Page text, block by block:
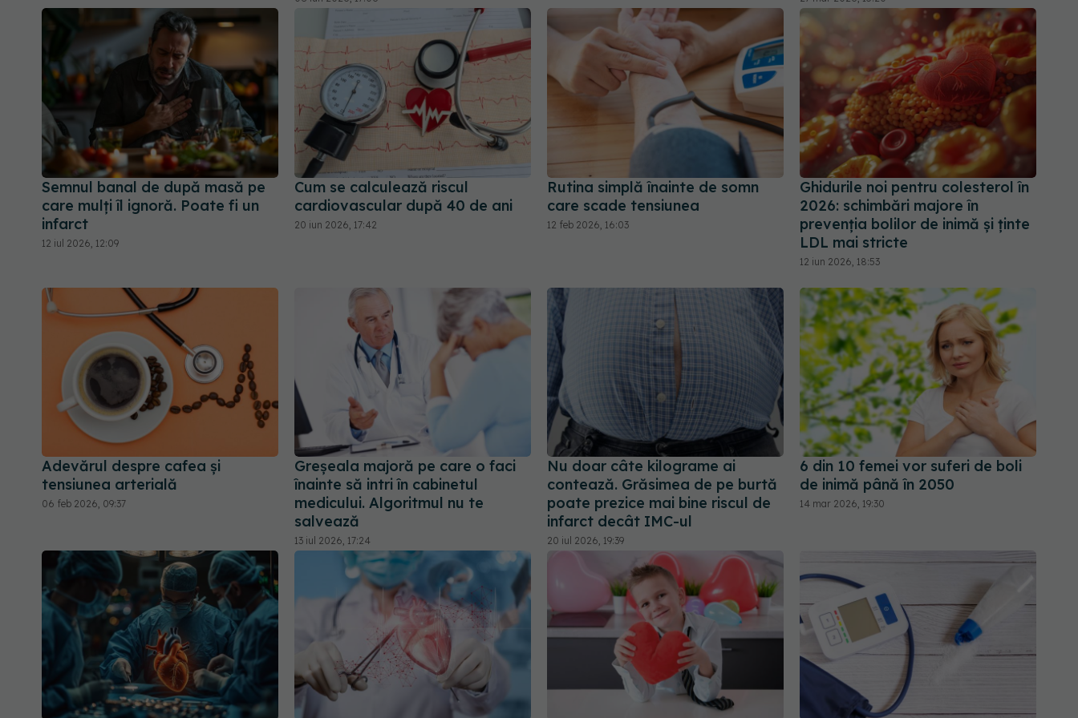
Semnul banal de după masă pe
care mulți îl ignoră. Poate fi un
infarct
12 iul 2026, 12:09
Cum se calculează riscul
cardiovascular după 40 de ani
20 iun 2026, 17:42
Rutina simplă înainte de somn
care scade tensiunea
12 feb 2026, 16:03
Ghidurile noi pentru colesterol în
2026: schimbări majore în
prevenția bolilor de inimă și ținte
LDL mai stricte
12 iun 2026, 18:53
Adevărul despre cafea și
tensiunea arterială
06 feb 2026, 09:37
Greșeala majoră pe care o faci
înainte să intri în cabinetul
medicului. Algoritmul nu te
salvează
13 iul 2026, 17:24
Nu doar câte kilograme ai
contează. Grăsimea de pe burtă
poate prezice mai bine riscul de
infarct decât IMC-ul
20 iul 2026, 19:39
6 din 10 femei vor suferi de boli
de inimă până în 2050
14 mar 2026, 19:30